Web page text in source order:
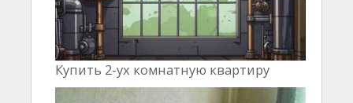
Купить 2-ух комнатную квартиру